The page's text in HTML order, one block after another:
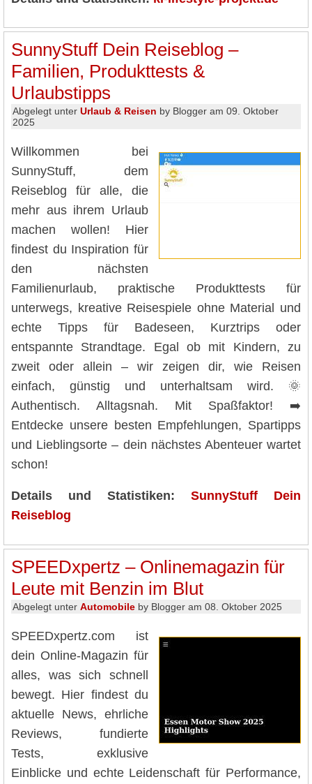
SunnyStuff Dein Reiseblog –
Familien, Produkttests &
Urlaubstipps
Abgelegt unter Urlaub & Reisen by Blogger am 09. Oktober
2025
Willkommen bei
SunnyStuff, dem
Reiseblog für alle, die
mehr aus ihrem Urlaub
machen wollen! Hier
findest du Inspiration für
den nächsten
Familienurlaub, praktische Produkttests für
unterwegs, kreative Reisespiele ohne Material und
echte Tipps für Badeseen, Kurztrips oder
entspannte Strandtage. Egal ob mit Kindern, zu
zweit oder allein – wir zeigen dir, wie Reisen
einfach, günstig und unterhaltsam wird. 🌞
Authentisch. Alltagsnah. Mit Spaßfaktor! ➡️
Entdecke unsere besten Empfehlungen, Spartipps
und Lieblingsorte – dein nächstes Abenteuer wartet
schon!
Details und Statistiken:
SunnyStuff Dein
Reiseblog
SPEEDxpertz – Onlinemagazin für
Leute mit Benzin im Blut
Abgelegt unter Automobile by Blogger am 08. Oktober 2025
SPEEDxpertz.com ist
dein Online-Magazin für
alles, was sich schnell
bewegt. Hier findest du
aktuelle News, ehrliche
Reviews, fundierte
Tests, exklusive
Einblicke und echte Leidenschaft für Performance,